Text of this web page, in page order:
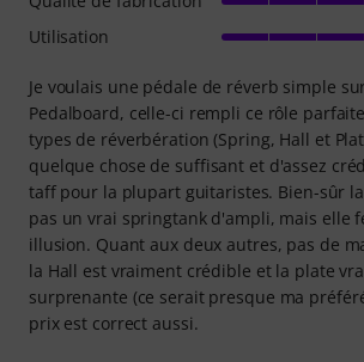
Je voulais une pédale de réverb simple
Pedalboard, celle-ci rempli ce rôle
types de réverbération (Spring, Hall et
quelque chose de suffisant et d'assez
taff pour la plupart guitaristes. Bien-sûr
pas un vrai springtank d'ampli, mais elle
illusion. Quant aux deux autres, pas de
la Hall est vraiment crédible et la plate
surprenante (ce serait presque ma
prix est correct aussi.
Utilisation